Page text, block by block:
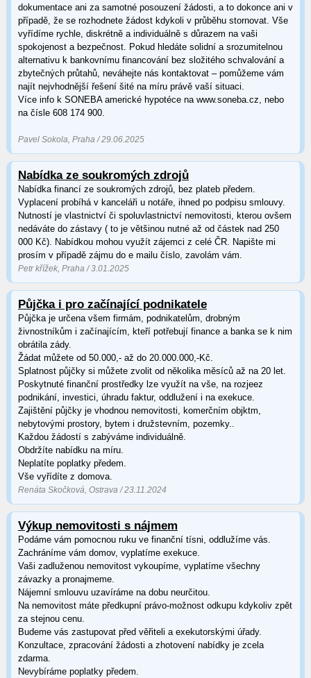
dokumentace ani za samotné posouzení žádosti, a to dokonce ani v
případě, že se rozhodnete žádost kdykoli v průběhu stornovat. Vše
vyřídíme rychle, diskrétně a individuálně s důrazem na vaši
spokojenost a bezpečnost. Pokud hledáte solidní a srozumitelnou
alternativu k bankovnímu financování bez složitého schvalování a
zbytečných průtahů, neváhejte nás kontaktovat – pomůžeme vám
najít nejvhodnější řešení šité na míru právě vaší situaci.
Více info k SONEBA americké hypotéce na www.soneba.cz, nebo
na čísle 608 174 900.
Pavel Sokola, Praha / 29.06.2025
Nabídka ze soukromých zdrojů
Nabídka financí ze soukromých zdrojů, bez plateb předem.
Vyplacení probíhá v kanceláři u notáře, ihned po podpisu smlouvy.
Nutností je vlastnictví či spoluvlastnictví nemovitosti, kterou ovšem
nedáváte do zástavy ( to je většinou nutné až od částek nad 250
000 Kč). Nabídkou mohou využít zájemci z celé ČR. Napište mi
prosím v případě zájmu do e mailu číslo, zavolám vám.
Petr křížek, Praha / 3.01.2025
Půjčka i pro začínající podnikatele
Půjčka je určena všem firmám, podnikatelům, drobným
živnostníkům i začínajícím, kteří potřebují finance a banka se k nim
obrátila zády.
Žádat můžete od 50.000,- až do 20.000.000,-Kč.
Splatnost půjčky si můžete zvolit od několika měsíců až na 20 let.
Poskytnuté finanční prostředky lze využít na vše, na rozjeez
podnikání, investici, úhradu faktur, oddlužení i na exekuce.
Zajištění půjčky je vhodnou nemovitosti, komerčním objktm,
nebytovými prostory, bytem i družstevním, pozemky..
Každou žádostí s zabýváme individuálně.
Obdržíte nabídku na míru.
Neplatíte poplatky předem.
Vše vyřídíte z domova.
Renáta Skočková, Ostrava / 23.11.2024
Výkup nemovitosti s nájmem
Podáme vám pomocnou ruku ve finanční tísni, oddlužíme vás.
Zachráníme vám domov, vyplatíme exekuce.
Vaši zadluženou nemovitost vykoupíme, vyplatíme všechny
závazky a pronajmeme.
Nájemní smlouvu uzavíráme na dobu neurčitou.
Na nemovitost máte předkupní právo-možnost odkupu kdykoliv zpět
za stejnou cenu.
Budeme vás zastupovat před věřiteli a exekutorskými úřady.
Konzultace, zpracování žádosti a zhotovení nabídky je zcela
zdarma.
Nevybíráme poplatky předem.